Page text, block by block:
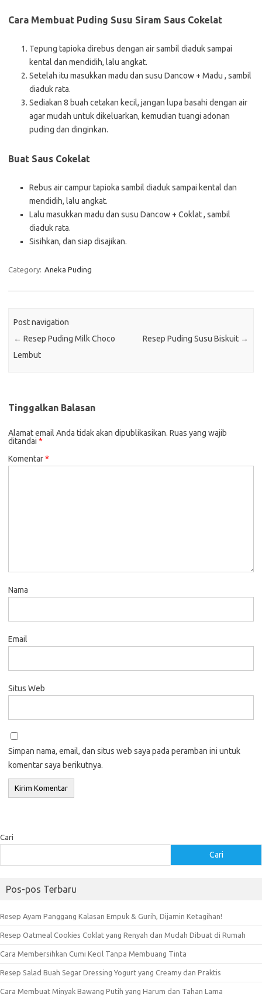
Cara Membuat Puding Susu Siram Saus Cokelat
Tepung tapioka direbus dengan air sambil diaduk sampai
kental dan mendidih, lalu angkat.
Setelah itu masukkan madu dan susu Dancow + Madu , sambil
diaduk rata.
Sediakan 8 buah cetakan kecil, jangan lupa basahi dengan air
agar mudah untuk dikeluarkan, kemudian tuangi adonan
puding dan dinginkan.
Buat Saus Cokelat
Rebus air campur tapioka sambil diaduk sampai kental dan
mendidih, lalu angkat.
Lalu masukkan madu dan susu Dancow + Coklat , sambil
diaduk rata.
Sisihkan, dan siap disajikan.
Category: Aneka Puding
Post navigation
← Resep Puding Milk Choco
Lembut
Resep Puding Susu Biskuit →
Tinggalkan Balasan
Alamat email Anda tidak akan dipublikasikan. Ruas yang wajib
ditandai *
Komentar*
Nama
Email
Situs Web
Simpan nama, email, dan situs web saya pada peramban ini untuk
komentar saya berikutnya.
Cari
Cari
Pos-pos Terbaru
Resep Ayam Panggang Kalasan Empuk & Gurih, Dijamin Ketagihan!
Resep Oatmeal Cookies Coklat yang Renyah dan Mudah Dibuat di Rumah
Cara Membersihkan Cumi Kecil Tanpa Membuang Tinta
Resep Salad Buah Segar Dressing Yogurt yang Creamy dan Praktis
Cara Membuat Minyak Bawang Putih yang Harum dan Tahan Lama